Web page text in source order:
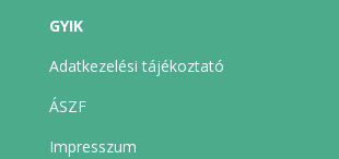
GYIK
Adatkezelési tájékoztató
ÁSZF
Impresszum